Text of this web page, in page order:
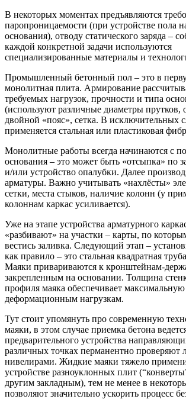
В некоторых моментах предъявляются
паропроницаемости (при устройстве пола
основания), отводу статического заряда –
каждой конкретной задачи используются
специализированные материалы и
Промышленный бетонный пол – это в
монолитная плита. Армирование
требуемых нагрузок, прочности и типа
(используют различные диаметры
двойной «пояс», сетка. В исключительных
применяется стальная или пластиковая
Монолитные работы всегда начинаются с
основания – это может быть «отсыпка» по
и/или устройство опалубки. Далее
арматуры. Важно учитывать «нахлёсты»
сетки, места стыков, наличие колонн (у
колоннам каркас усиливается).
Уже на этапе устройства арматурного
«разбивают» на участки – карты, по
вестись заливка. Следующий этап –
как правило – это стальная квадратная
Маяки привариваются к кронштейнам-
закрепленным на основании. Толщина
профиля маяка обеспечивает максимальную
деформационным нагрузкам.
Тут стоит упомянуть про современную
маяки, в этом случае приемка бетона
предварительного устройства
различных точках перманентно проверяют
нивелирами. Жидкие маяки тяжело
устройстве разноуклонных плит
другим закладным), тем не менее в
позволяют значительно ускорить процесс